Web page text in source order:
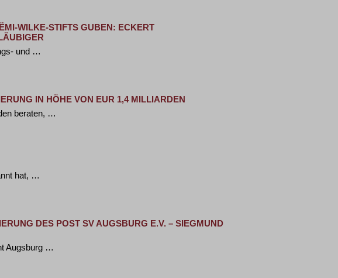
WILKE-STIFTS GUBEN: ECKERT
und …
IN HÖHE VON EUR 1,4 MILLIARDEN
beraten, …
hat, …
DES POST SV AUGSBURG E.V. – SIEGMUND
Augsburg …